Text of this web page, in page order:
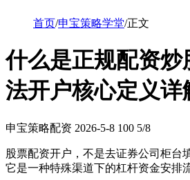
首页/申宝策略学堂/正文
什么是正规配资炒
法开户核心定义详
申宝策略配资 2026-5-8 100 5/8
股票配资开户，不是去证券公司柜台
它是一种特殊渠道下的杠杆资金安排